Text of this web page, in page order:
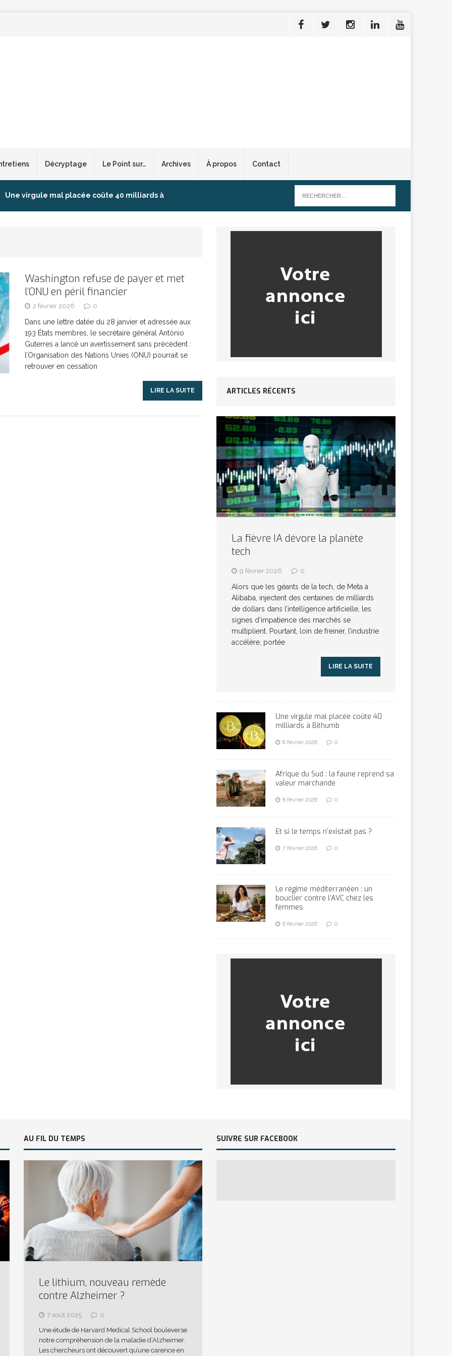
Décryptage Le Point sur… Archives À propos Contact
Une virgule mal placée coûte 40 milliards à
ARTICLES RÉÇENTS
Et si le temps n’existait pas ? ARTICLES RÉÇENTS
Le régime méditerranéen : un bouclier contre
Énergie solaire : l’Afrique passe de la pénurie à
Washington refuse de payer et met
l’ONU en péril financier
2 février 2026 0
Dans une lettre datée du 28 janvier et adressée aux
193 États membres, le secrétaire général António
Guterres a lancé un avertissement sans précédent :
l’Organisation des Nations Unies (ONU) pourrait se
retrouver en cessation
LIRE LA SUITE ARTICLES RÉCENTS
La fièvre IA dévore la planète
tech
9 février 2026 0
Alors que les géants de la tech, de Meta à
Alibaba, injectent des centaines de milliards
de dollars dans l’intelligence artificielle, les
signes d’impatience des marchés se
multiplient. Pourtant, loin de freiner, l’industrie
accélère, portée
LIRE LA SUITE
Une virgule mal placée coûte 40
milliards à Bithumb
8 février 2026 0
Afrique du Sud : la faune reprend sa
valeur marchande
8 février 2026 0
Et si le temps n’existait pas ?
7 février 2026 0
Le régime méditerranéen : un
bouclier contre l’AVC chez les
femmes
6 février 2026 0
AU FIL DU TEMPS
Le lithium, nouveau remède
contre Alzheimer ?
7 août 2025
0
Une étude de Harvard Medical School bouleverse
notre compréhension de la maladie d’Alzheimer.
Les chercheurs ont découvert qu’une carence en
SUIVRE SUR FACEBOOK